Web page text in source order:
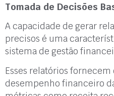
Tomada de Decisões
A capacidade de gerar
precisos é uma
sistema de gestão
Esses relatórios fornecem
desempenho financeiro